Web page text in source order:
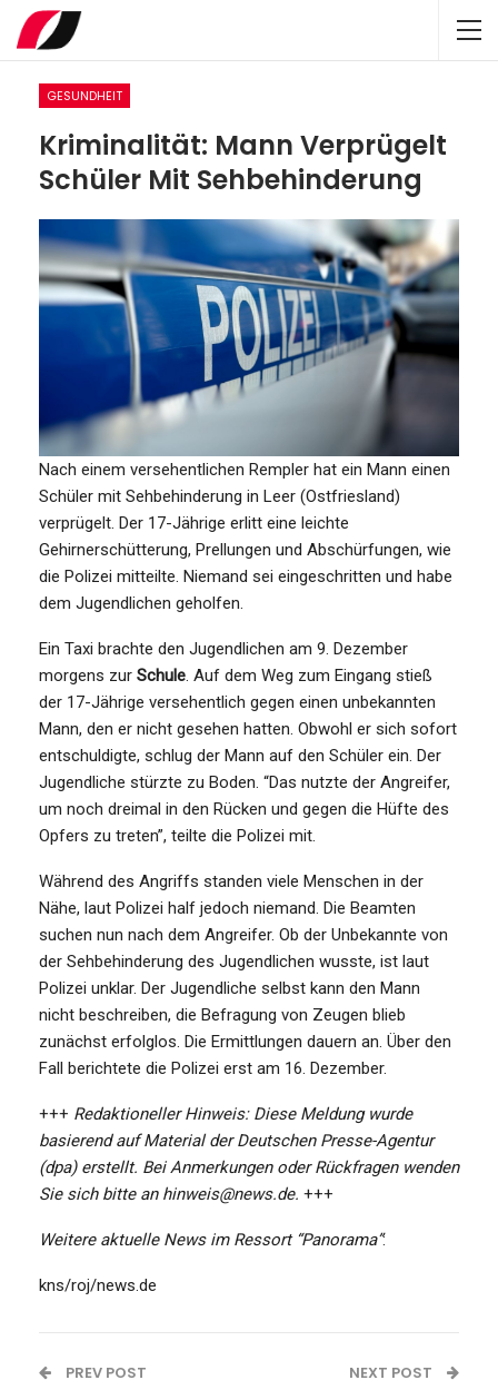
GESUNDHEIT
Kriminalität: Mann Verprügelt
Schüler Mit Sehbehinderung
Nach einem versehentlichen Rempler hat ein Mann einen
Schüler mit Sehbehinderung in Leer (Ostfriesland)
verprügelt. Der 17-Jährige erlitt eine leichte
Gehirnerschütterung, Prellungen und Abschürfungen, wie
die Polizei mitteilte. Niemand sei eingeschritten und habe
dem Jugendlichen geholfen.
Ein Taxi brachte den Jugendlichen am 9. Dezember
morgens zur Schule. Auf dem Weg zum Eingang stieß
der 17-Jährige versehentlich gegen einen unbekannten
Mann, den er nicht gesehen hatten. Obwohl er sich sofort
entschuldigte, schlug der Mann auf den Schüler ein. Der
Jugendliche stürzte zu Boden. “Das nutzte der Angreifer,
um noch dreimal in den Rücken und gegen die Hüfte des
Opfers zu treten”, teilte die Polizei mit.
Während des Angriffs standen viele Menschen in der
Nähe, laut Polizei half jedoch niemand. Die Beamten
suchen nun nach dem Angreifer. Ob der Unbekannte von
der Sehbehinderung des Jugendlichen wusste, ist laut
Polizei unklar. Der Jugendliche selbst kann den Mann
nicht beschreiben, die Befragung von Zeugen blieb
zunächst erfolglos. Die Ermittlungen dauern an. Über den
Fall berichtete die Polizei erst am 16. Dezember.
+++ Redaktioneller Hinweis: Diese Meldung wurde
basierend auf Material der Deutschen Presse-Agentur
(dpa) erstellt. Bei Anmerkungen oder Rückfragen wenden
Sie sich bitte an hinweis@news.de. +++
Weitere aktuelle News im Ressort “Panorama”:
kns/roj/news.de
PREV POST NEXT POST